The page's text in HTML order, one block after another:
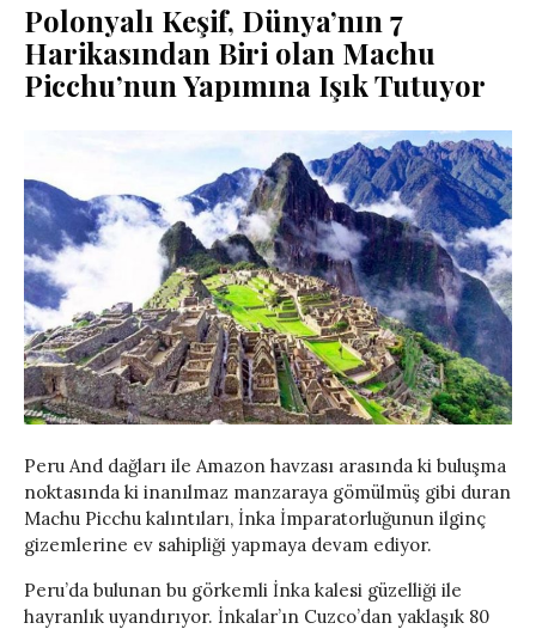
Polonyalı Keşif, Dünya’nın 7
Harikasından Biri olan Machu
Picchu’nun Yapımına Işık Tutuyor
Peru And dağları ile Amazon havzası arasında ki buluşma
noktasında ki inanılmaz manzaraya gömülmüş gibi duran
Machu Picchu kalıntıları, İnka İmparatorluğunun ilginç
gizemlerine ev sahipliği yapmaya devam ediyor.
Peru’da bulunan bu görkemli İnka kalesi güzelliği ile
hayranlık uyandırıyor. İnkalar’ın Cuzco’dan yaklaşık 80